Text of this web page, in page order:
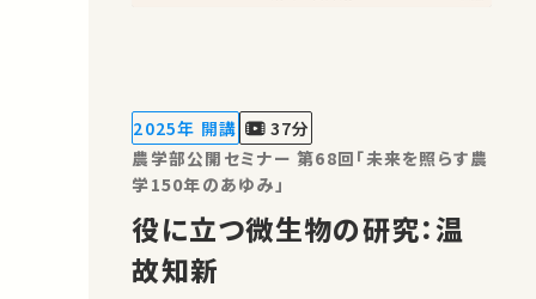
2025年 開講
37分
農学部公開セミナー 第68回「未来を照らす農
学150年のあゆみ」
役に立つ微生物の研究：温
故知新